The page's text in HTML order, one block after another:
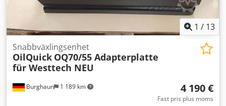
Bad Staffelstein eller transport till dig mot tillägg (vi
kalkylerar gärna transportkostnaden vid angiven
destination).
1 / 13
Burghaun 1 189 km
Snabbväxlingsenhet
OilQuick OQ70/55 Adapterplatte
für Westtech NEU
4 190 €
Fast pris plus moms